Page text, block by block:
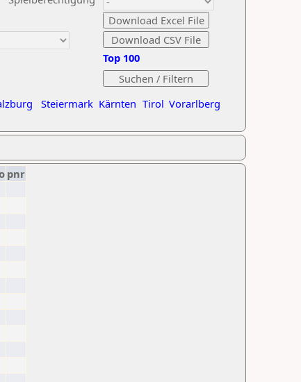
Steiermark Kärnten Tirol Vorarlberg
Top 100
pnr